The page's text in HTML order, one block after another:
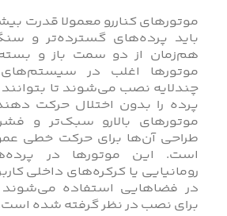
موتورهای کناررو معمولا قدرت
باید پرده‌های گسترده‌تر و
هم‌زمان از دو سمت باز و
موتورها اغلب در
چندلایه نصب می‌شوند تا بتوانند
پرده را بدون اختلال حرکت
موتورهای بالارو سبک‌تر و
طراحی آن‌ها برای حرکت خطی
است. این موتورها در
رومانیایی یا کرکره‌های داخلی
در فضاهایی استفاده
برای نصب در نظر گرفته شده